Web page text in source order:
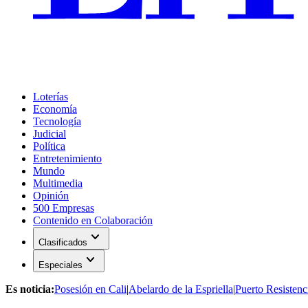
Loterías
Economía
Tecnología
Judicial
Política
Entretenimiento
Mundo
Multimedia
Opinión
500 Empresas
Contenido en Colaboración
Clasificados expand_more
Especiales expand_more
Es noticia:Posesión en Cali|Abelardo de la Espriella|Puerto